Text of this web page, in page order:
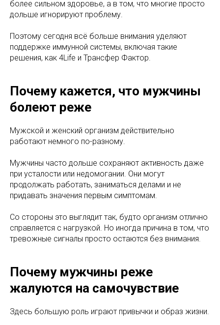
более сильном здоровье, а в том, что многие просто
дольше игнорируют проблему.
Поэтому сегодня всё больше внимания уделяют
поддержке иммунной системы, включая такие
решения, как 4Life и Трансфер Фактор.
Почему кажется, что мужчины
болеют реже
Мужской и женский организм действительно
работают немного по-разному.
Мужчины часто дольше сохраняют активность даже
при усталости или недомогании. Они могут
продолжать работать, заниматься делами и не
придавать значения первым симптомам.
Со стороны это выглядит так, будто организм отлично
справляется с нагрузкой. Но иногда причина в том, что
тревожные сигналы просто остаются без внимания.
Почему мужчины реже
жалуются на самочувствие
Здесь большую роль играют привычки и образ жизни.